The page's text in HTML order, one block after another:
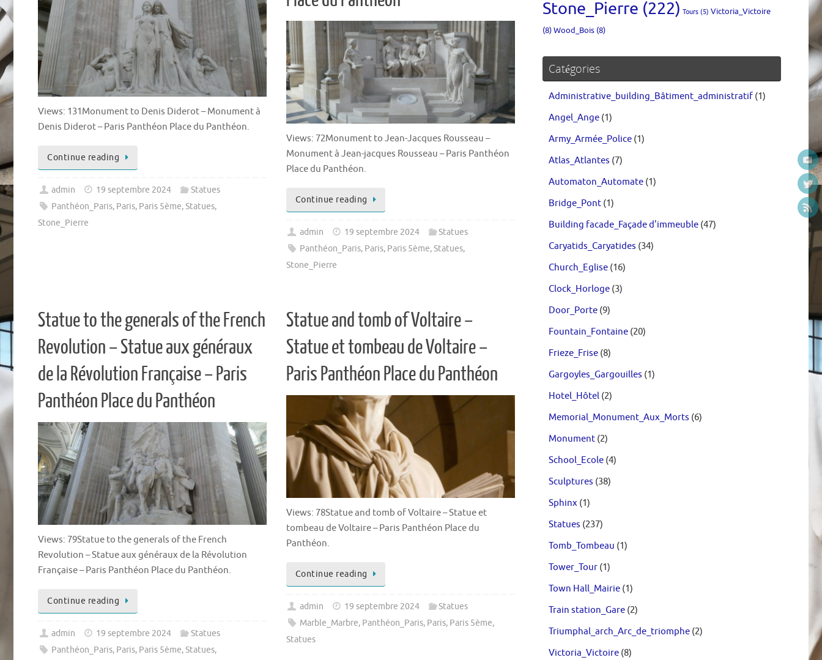
Views: 131Monument to Denis Diderot – Monument à
Denis Diderot – Paris Panthéon Place du Panthéon.
Continue reading
admin 19 septembre 2024
Statues
Panthéon_Paris, Paris, Paris 5ème,Statues,
Stone_Pierre
Views: 72Monument to Jean-Jacques Rousseau –
Monument à Jean-jacques Rousseau – Paris Panthéon
Place du Panthéon.
Continue reading
admin 19 septembre 2024
Statues
Panthéon_Paris, Paris, Paris 5ème,Statues,
Stone_Pierre
Statue to the generals of the French
Revolution – Statue aux généraux
de la Révolution Française – Paris
Panthéon Place du Panthéon
Views: 79Statue to the generals of the French
Revolution – Statue aux généraux de la Révolution
Française – Paris Panthéon Place du Panthéon.
Continue reading
admin 19 septembre 2024
Statues
Panthéon_Paris, Paris, Paris 5ème,Statues,
Statue and tomb of Voltaire –
Statue et tombeau de Voltaire –
Paris Panthéon Place du Panthéon
Views: 78Statue and tomb of Voltaire – Statue et
tombeau de Voltaire – Paris Panthéon Place du
Panthéon.
Continue reading
admin 19 septembre 2024
Statues
Marble_Marbre, Panthéon_Paris, Paris, Paris 5ème,
Statues
Stone_Pierre (222) Tours (5) Victoria_Victoire
(8)Wood_Bois (8)
Catégories
Administrative_building_Bâtiment_administratif (1)
Angel_Ange (1)
Army_Armée_Police (1)
Atlas_Atlantes (7)
Automaton_Automate (1)
Bridge_Pont (1)
Building facade_Façade d'immeuble (47)
Caryatids_Caryatides (34)
Church_Eglise (16)
Clock_Horloge (3)
Door_Porte (9)
Fountain_Fontaine (20)
Frieze_Frise (8)
Gargoyles_Gargouilles (1)
Hotel_Hôtel (2)
Memorial_Monument_Aux_Morts (6)
Monument (2)
School_Ecole (4)
Sculptures (38)
Sphinx (1)
Statues (237)
Tomb_Tombeau (1)
Tower_Tour (1)
Town Hall_Mairie (1)
Train station_Gare (2)
Triumphal_arch_Arc_de_triomphe (2)
Victoria_Victoire (8)